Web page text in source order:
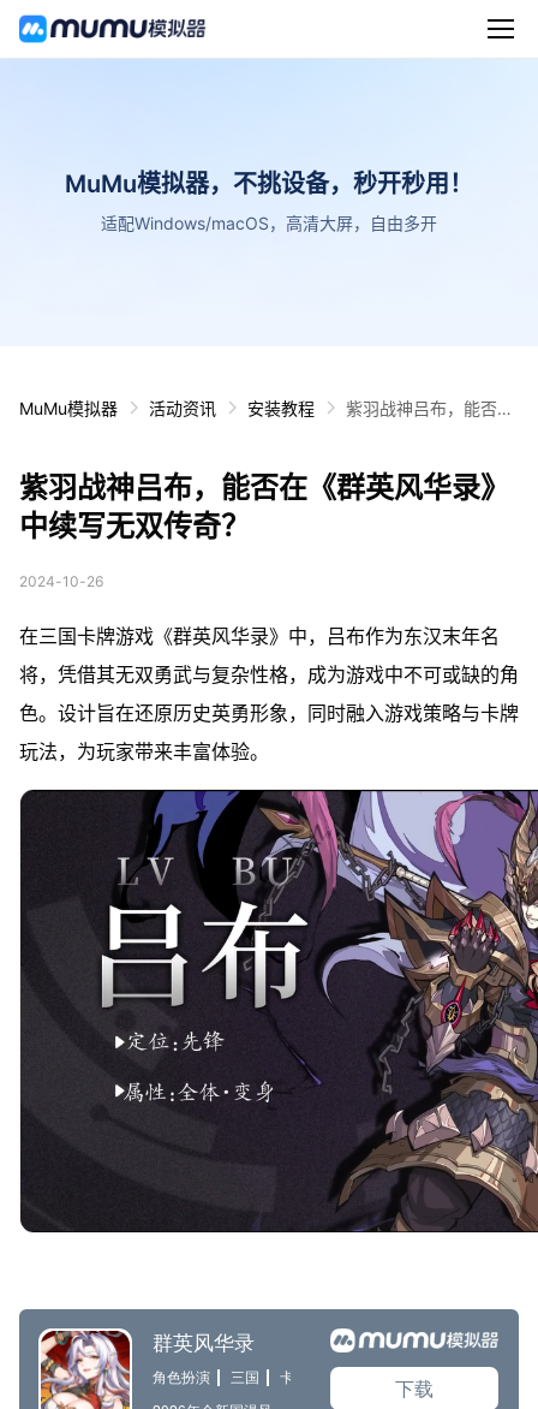
MuMu模拟器，不挑设备，秒开秒用！
适配Windows/macOS，高清大屏，自由多开
MuMu模拟器 活动资讯 安装教程
紫羽战神吕布，能否在
紫羽战神吕布，能否在《群英风华录》
中续写无双传奇？
2024-10-26
在三国卡牌游戏《群英风华录》中，吕布作为东汉末年名
将，凭借其无双勇武与复杂性格，成为游戏中不可或缺的角
色。设计旨在还原历史英勇形象，同时融入游戏策略与卡牌
玩法，为玩家带来丰富体验。